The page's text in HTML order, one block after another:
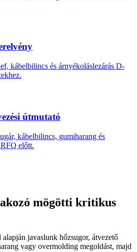
kábelbilincs és árnyékoláslezárás D-
útmutató
kábelbilincs, gumiharang és
előtt.
mögötti kritikus
javaslunk hőzsugor, átvezető
vagy overmolding megoldást, majd